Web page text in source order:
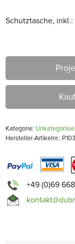
Schutztasche,
Kategorie:
Hersteller-Artikelnr.:
+49 (0)69